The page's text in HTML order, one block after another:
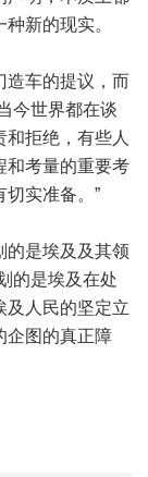
新的现实。
造车的提议，而
今世界都在谈
拒绝，有些人
和考量的重要考
实准备。”
的是埃及及其领
的是埃及在处
及人民的坚定立
企图的真正障